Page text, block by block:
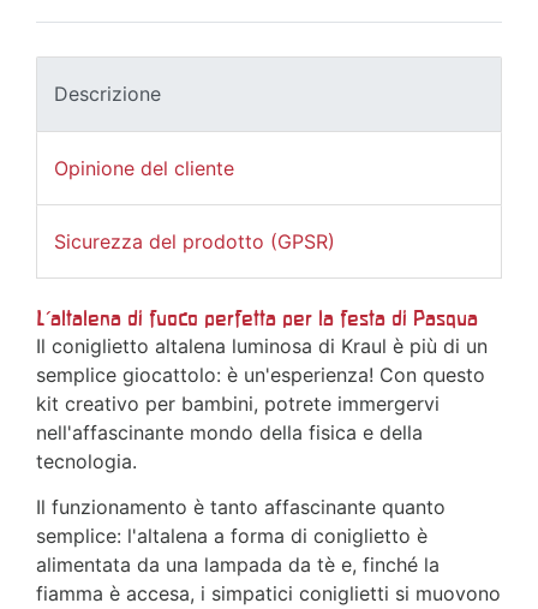
Descrizione
Opinione del cliente
Sicurezza del prodotto (GPSR)
L'altalena di fuoco perfetta per la festa di Pasqua
Il coniglietto altalena luminosa di Kraul è più di un
semplice giocattolo: è un'esperienza! Con questo
kit creativo per bambini, potrete immergervi
nell'affascinante mondo della fisica e della
tecnologia.
Il funzionamento è tanto affascinante quanto
semplice: l'altalena a forma di coniglietto è
alimentata da una lampada da tè e, finché la
fiamma è accesa, i simpatici coniglietti si muovono